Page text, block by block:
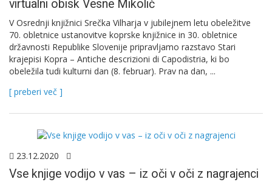
virtualni obisk Vesne Mikolič
V Osrednji knjižnici Srečka Vilharja v jubilejnem letu obeležitve
70. obletnice ustanovitve koprske knjižnice in 30. obletnice
državnosti Republike Slovenije pripravljamo razstavo Stari
krajepisi Kopra – Antiche descrizioni di Capodistria, ki bo
obeležila tudi kulturni dan (8. februar). Prav na dan, ...
[ preberi več ]
23.12.2020
Vse knjige vodijo v vas – iz oči v oči z nagrajenci